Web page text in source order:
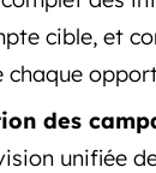
cible, et
chaque
des
unifiée